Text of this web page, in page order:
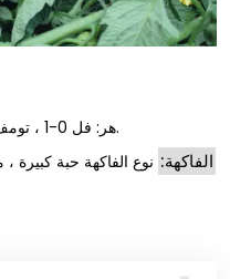
هر: فل 0-1 ، تومف إر: فل 2 ، م(مي ، مج ، ما) ، وآخرون.
الفاكهة: